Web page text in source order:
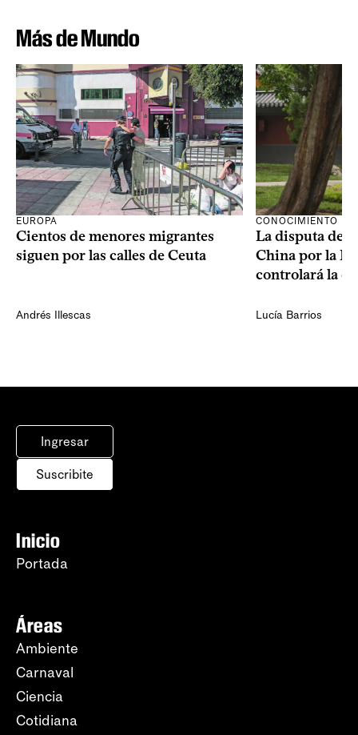
Más de Mundo
EUROPA
Cientos de menores migrantes
siguen por las calles de Ceuta
Andrés Illescas
CONOCIMIENTO
La disputa de
China por la
controlará la
Lucía Barrios
Ingresar
Suscribite
Inicio
Portada
Áreas
Ambiente
Carnaval
Ciencia
Cotidiana